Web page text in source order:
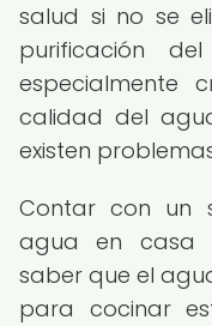
salud si no se
purificación
especialmente
calidad del
existen
Contar con un
agua en casa
saber que el
para cocinar